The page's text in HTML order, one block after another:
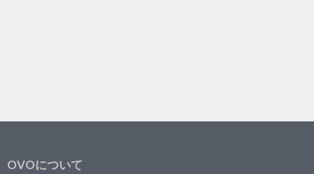
OVOについて